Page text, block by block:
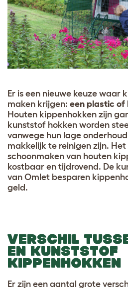
Er is een nieuwe keuze waar
maken krijgen: een plastic of
Houten kippenhokken zijn
kunststof hokken worden
vanwege hun lage
makkelijk te reinigen zijn.
schoonmaken van houten
kostbaar en tijdrovend. De
van Omlet besparen
geld.
VERSCHIL
EN KUNSTSTOF
KIPPENHOKKEN
Er zijn een aantal grote